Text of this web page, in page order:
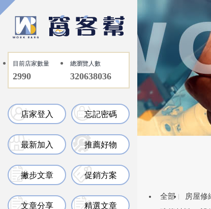
目前店家數量
2990
總瀏覽人數
320638036
店家登入 忘記密碼
最新加入 推薦好物
撇步文章 促銷方案
文章分享 精選文章
全部 房屋修